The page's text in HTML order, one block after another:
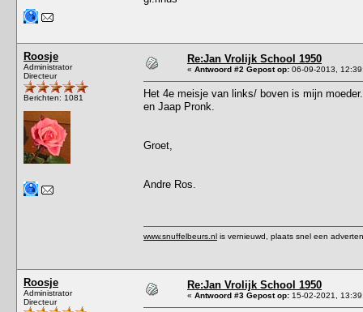
Roosje
Administrator
Directeur
Berichten: 1081
Re:Jan Vrolijk School 1950
« Antwoord #2 Gepost op: 06-09-2013,
Het 4e meisje van links/ boven is mijn
en Jaap Pronk.
Groet,
Andre Ros.
www.snuffelbeurs.nl is vernieuwd, plaats snel een
Roosje
Administrator
Directeur
Re:Jan Vrolijk School 1950
« Antwoord #3 Gepost op: 15-02-2021,